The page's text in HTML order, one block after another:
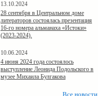
13.10.2024
14:08:11
28 сентября в Центральном доме
литераторов состоялась презентация
16-го номера альманаха «Истоки»
(2023-2024).
10.06.2024
15:02:44
4 июня 2024 года состоялось
выступление Леонида Подольского в
музее Михаила Булгакова
Все новости